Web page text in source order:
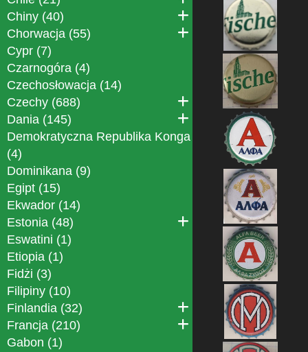
Chiny (40)
Chorwacja (55)
Cypr (7)
Czarnogóra (4)
Czechosłowacja (14)
Czechy (688)
Dania (145)
Demokratyczna Republika Konga
(4)
Dominikana (9)
Egipt (15)
Ekwador (14)
Estonia (48)
Eswatini (1)
Etiopia (1)
Fidżi (3)
Filipiny (10)
Finlandia (32)
Francja (210)
Gabon (1)